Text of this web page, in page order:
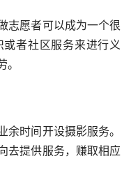
志愿者可以成为一个很
者社区服务来进行义
时间开设摄影服务。
去提供服务，赚取相应